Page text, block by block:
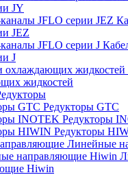
JY
JEZ
J
жидкостей
Редукторы GTC
Редукторы
Редукторы
Линейные
Hiwin